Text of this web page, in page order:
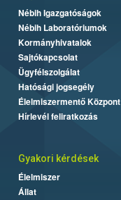
Nébih Igazgatóságok
Nébih Laboratóriumok
Kormányhivatalok
Sajtókapcsolat
Ügyfélszolgálat
Hatósági jogsegély
Élelmiszermentő Központ
Hírlevél feliratkozás
Gyakori kérdések
Élelmiszer
Állat